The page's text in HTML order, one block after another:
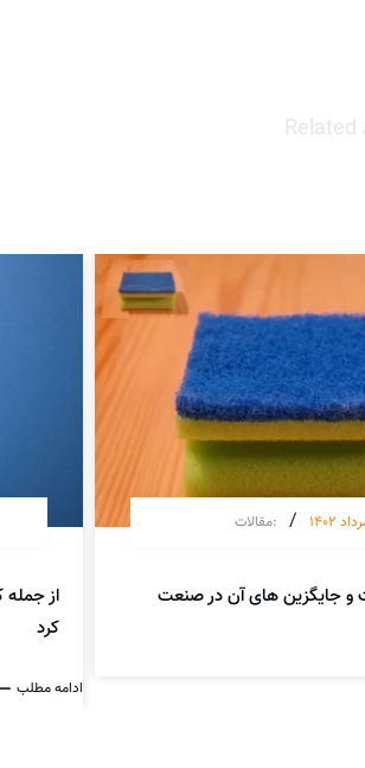
/
:مقالات
و جایگزین های آن در صنعت
از جمله
کرد
ادامه مطلب